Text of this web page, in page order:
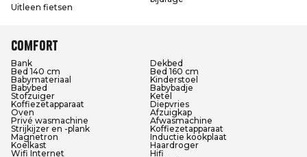
Uitleen fietsen
Comfort
Bank
Dekbed
Bed 140 cm
Bed 160 cm
Babymateriaal
Kinderstoel
Babybed
Babybadje
Stofzuiger
Ketel
Koffiezetapparaat
Diepvries
Oven
Afzuigkap
Privé wasmachine
Afwasmachine
Strijkijzer en -plank
Koffiezetapparaat
Magnetron
Inductie kookplaat
Koelkast
Haardroger
Wifi Internet
Hifi